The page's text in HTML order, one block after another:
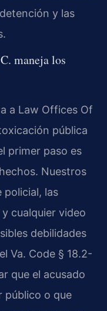
y las
maneja los
a Law Offices Of
pública
primer paso es
Nuestros
policial, las
cualquier video
debilidades
Va. Code § 18.2-
que el acusado
público o que